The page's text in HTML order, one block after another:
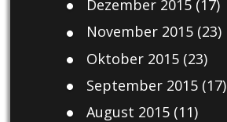
Dezember 2015(17)
November 2015(23)
Oktober 2015(23)
September 2015(17)
August 2015(11)